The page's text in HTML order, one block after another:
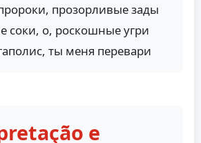
прозорливые зады
соки, о, роскошные угри
ты меня перевари
e